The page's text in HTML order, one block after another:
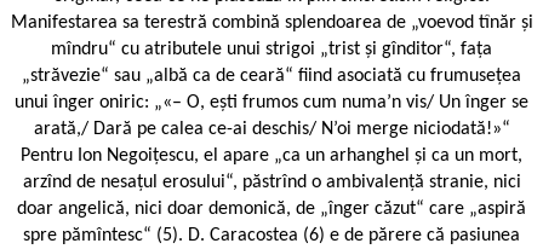
Manifestarea sa terestră combină splendoarea de „voevod tînăr și
mîndru“ cu atributele unui strigoi „trist și gînditor“, fața
„străvezie“ sau „albă ca de ceară“ fiind asociată cu frumusețea
unui înger oniric: „«– O, ești frumos cum numa’n vis/ Un înger se
arată,/ Dară pe calea ce-ai deschis/ N’oi merge niciodată!»“
Pentru Ion Negoițescu, el apare „ca un arhanghel și ca un mort,
arzînd de nesațul erosului“, păstrînd o ambivalență stranie, nici
doar angelică, nici doar demonică, de „înger căzut“ care „aspiră
spre pămîntesc“ (5). D. Caracostea (6) e de părere că pasiunea